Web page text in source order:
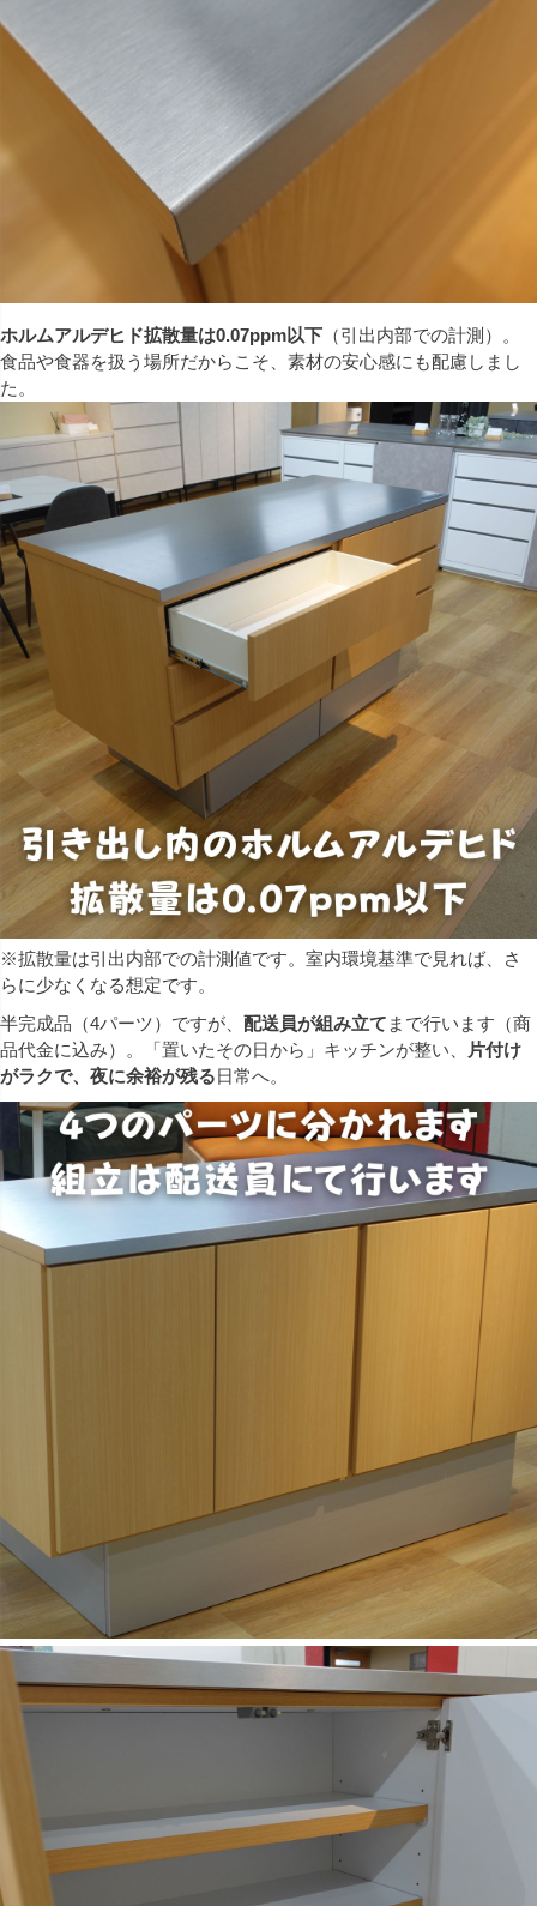
ホルムアルデヒド拡散量は0.07ppm以下 （引出内部での計測）。
食品や食器を扱う場所だからこそ、素材の安心感にも配慮しまし
た。
※拡散量は引出内部での計測値です。室内環境基準で見れば、さ
らに少なくなる想定です。
半完成品（4パーツ）ですが、 配送員が組み立て まで行います（商
品代金に込み）。「置いたその日から」キッチンが整い、
片付け
がラクで、夜に余裕が残る日常へ。